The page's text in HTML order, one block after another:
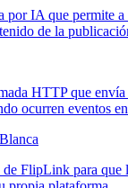
por IA que permite a
de la
HTTP que envía
ocurren eventos
FlipLink para que